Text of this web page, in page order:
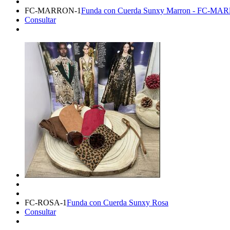
FC-MARRON-1Funda con Cuerda Sunxy Marron - FC-
Consultar
FC-ROSA-1Funda con Cuerda Sunxy Rosa
Consultar